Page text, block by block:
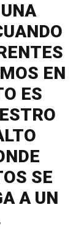
EN
ES
SE
A UN